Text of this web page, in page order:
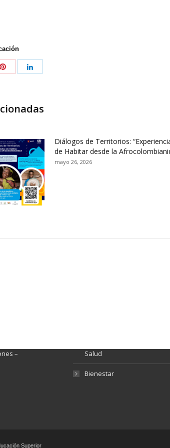
Diálogos de Territorios:
de Habitar desde la
mayo 26, 2026
–
Salud
Bienestar
Superior